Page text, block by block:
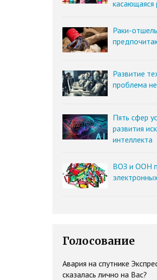
касающаяся
Раки-
Развитие
проблема
Пять сфер
развития
интеллекта
ВОЗ и ООН
Голосование
Авария на спутнике
сказалась лично на Вас?